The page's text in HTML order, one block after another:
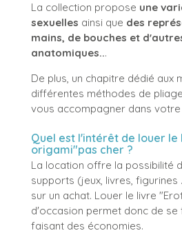
La collection propose une
sexuelles ainsi que des
mains, de bouches et
anatomiques...
De plus, un chapitre dédié aux
différentes méthodes de
vous accompagner dans
Quel est l'intérêt de louer le
origami"pas cher ?
La location offre la possibilité
supports (jeux, livres, figurines
sur un achat. Louer le livre
d'occasion permet donc de se
faisant des économies.